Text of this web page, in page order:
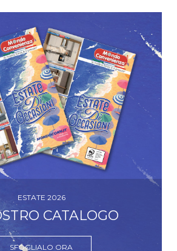
ESTATE 2026
CATALOGO
SFOGLIALO ORA